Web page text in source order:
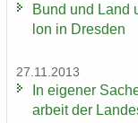
Bund und Land
lon in Dres­den
27.11.2013
In ei­ge­ner
ar­beit der